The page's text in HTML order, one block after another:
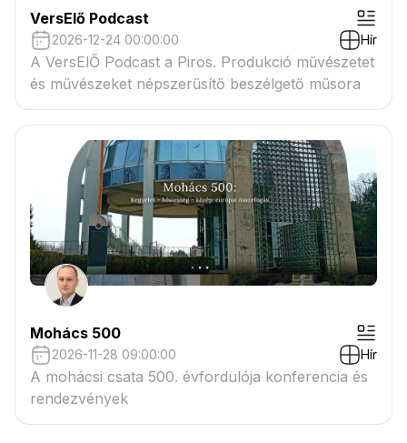
VersElő Podcast
2026-12-24 00:00:00 Hír
A VersElŐ Podcast a Piros. Produkció művészetet
és művészeket népszerűsítő beszélgető műsora
Mohács 500
2026-11-28 09:00:00 Hír
A mohácsi csata 500. évfordulója konferencia és
rendezvények